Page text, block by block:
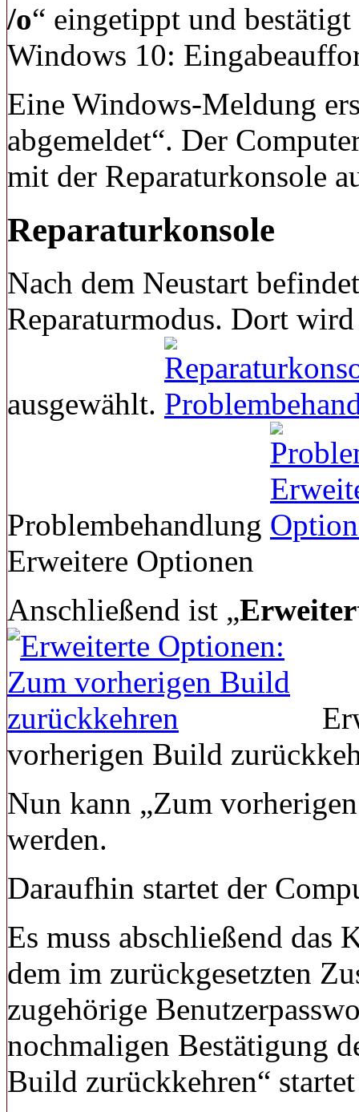
/o“ eingetippt und
Windows 10:
Eine Windows-Meldung
abgemeldet“. Der
mit der Reparaturkonsole
Reparaturkonsole
Nach dem Neustart
Reparaturmodus. Dort
ausgewählt.
Problembehandlung
Erweitere Optionen
Anschließend ist „
vorherigen Build
Nun kann „Zum
werden.
Daraufhin startet der
Es muss abschließend das
dem im zurückgesetzten
zugehörige
nochmaligen Bestätigung
Build zurückkehren“